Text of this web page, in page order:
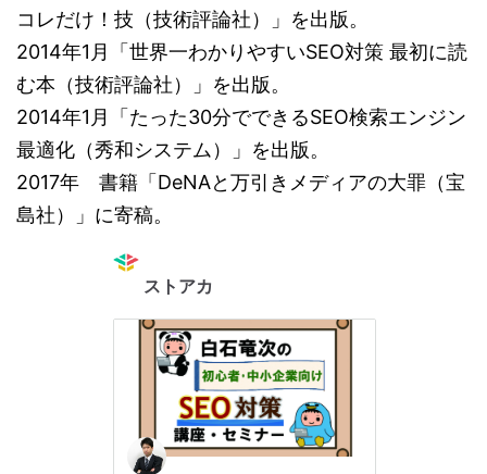
コレだけ！技（技術評論社）」を出版。
2014年1月「世界一わかりやすいSEO対策 最初に読
む本（技術評論社）」を出版。
2014年1月「たった30分でできるSEO検索エンジン
最適化（秀和システム）」を出版。
2017年 書籍「DeNAと万引きメディアの大罪（宝
島社）」に寄稿。
ストアカ